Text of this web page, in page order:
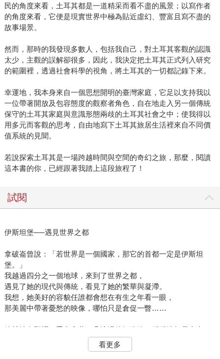
民的角度來看，土耳其都是一道精采而看不盡的風景；以寫作者
的角度來看，它便是現實世界中極為貼近虛幻、豐富且寫不盡的
故事場景。
然而，那時的我發現多數人，包括我自己，對土耳其客觀的認識
太少，主觀的誤解卻很多，因此，我決定把土耳其正式列入研究
的範圍裡，透過社會科學的視角，將土耳其的一切都記錄下來。
幸運地，我本身來自一個思想開明的臺灣家庭，它足以支持我以
一位帶著開放及包容態度的觀察者角色，自在地走入另一個傳統
保守的土耳其家庭與意識形態兩歧的土耳其社會之中；使我得以
用多元而客觀的思考，自由地寫下土耳其旅居生活裡來自不同價
值系統的見聞。
若說探索土耳其是一場跨越時間與空間的奇幻之旅，那麼，閱讀
這本書的你，已經跟著我踏上這段旅程了！
試閱
伊斯坦堡──遇見世界之都
拿破崙曾說：「若世界是一個國家，那它的首都一定是伊斯坦
堡。」
我越過四分之一個地球，來到了世界之都，
遇見了她的現代與傳統，看見了她的繁華與凝滯。
我想，她美好的容貌任誰都會想在有生之年看一眼，
那美麗中帶著憂愁的映像，哪怕只是倉促一瞥……
他就站在那裡，手中拿著一朵浪漫的紅玫瑰，緩緩地朝我走來。
這一小段路我們走了三年。
我們的遠距離異國戀曲，最終在媽媽和妹妹的陪同下，於伊斯坦
看更多